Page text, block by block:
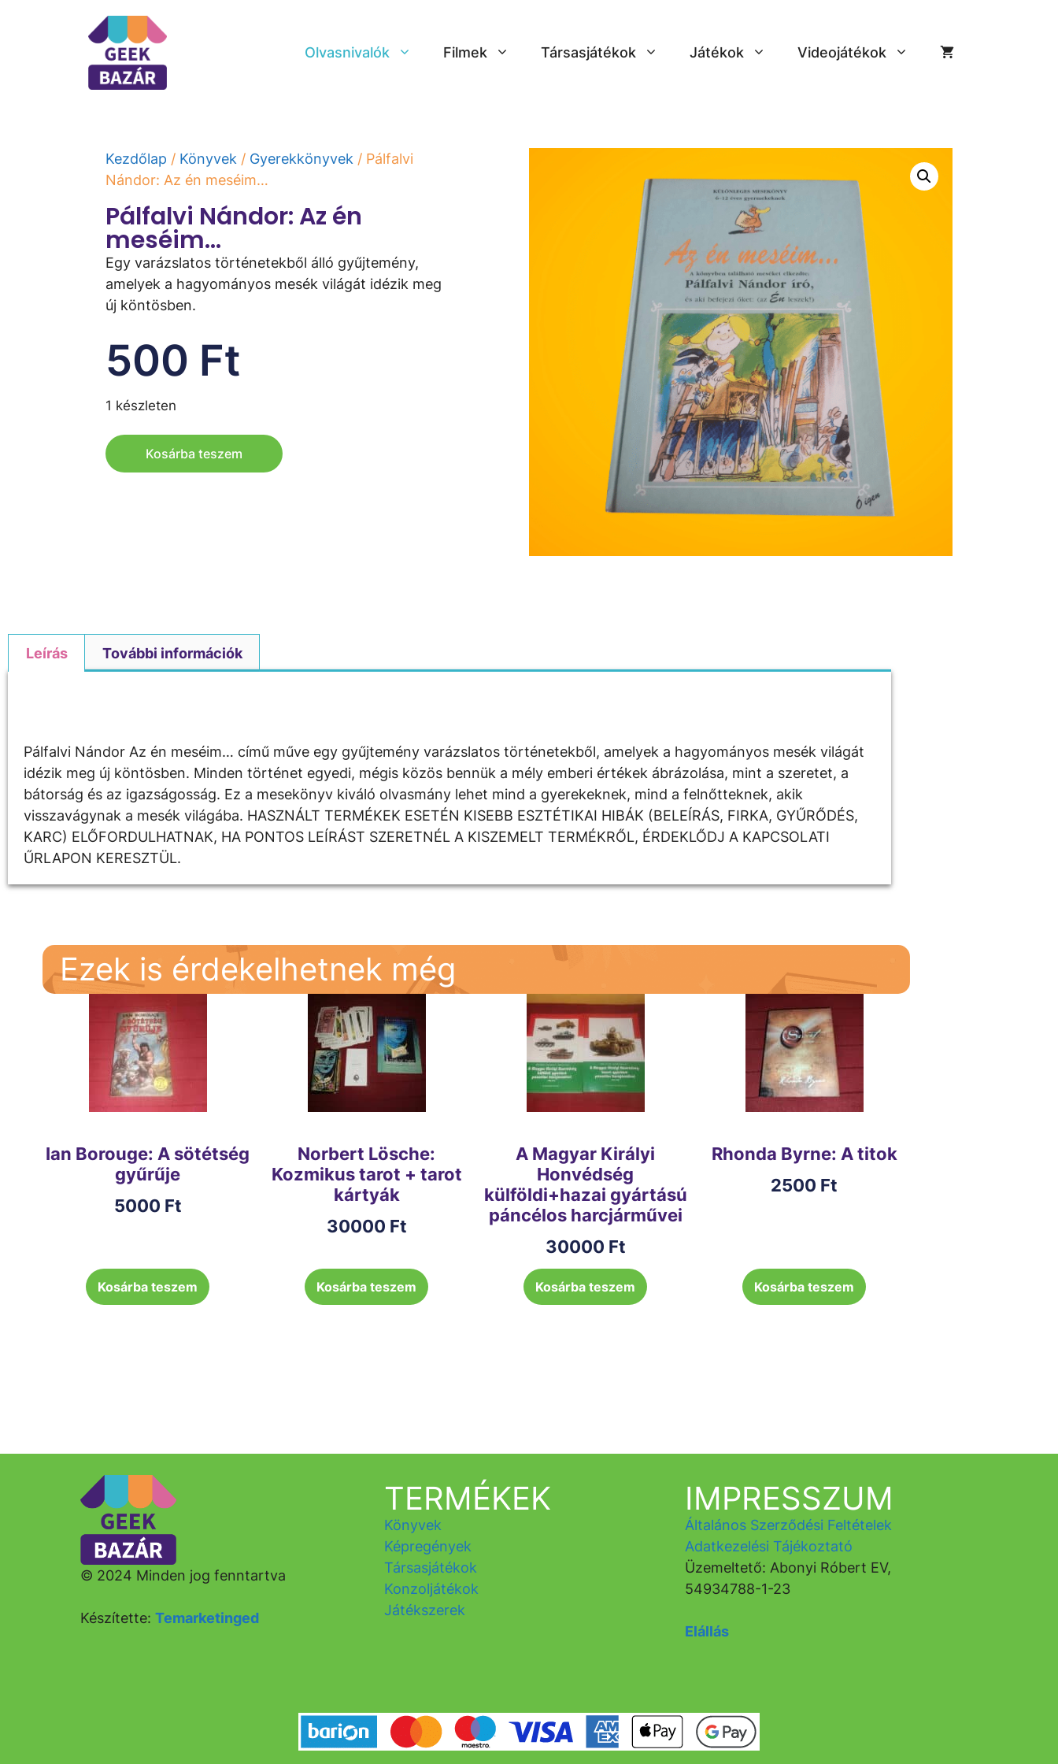
Olvasnivalók Filmek Társasjátékok Játékok Videojátékok
Kezdőlap / Könyvek / Gyerekkönyvek / Pálfalvi
Nándor: Az ​én meséim…
Pálfalvi Nándor: Az ​én
meséim…
Egy varázslatos történetekből álló gyűjtemény,
amelyek a hagyományos mesék világát idézik meg
új köntösben.
500 Ft
1 készleten
Kosárba teszem
Leírás További információk
Pálfalvi Nándor Az én meséim… című műve egy gyűjtemény varázslatos történetekből, amelyek a hagyományos mesék világát
idézik meg új köntösben. Minden történet egyedi, mégis közös bennük a mély emberi értékek ábrázolása, mint a szeretet, a
bátorság és az igazságosság. Ez a mesekönyv kiváló olvasmány lehet mind a gyerekeknek, mind a felnőtteknek, akik
visszavágynak a mesék világába. HASZNÁLT TERMÉKEK ESETÉN KISEBB ESZTÉTIKAI HIBÁK (BELEÍRÁS, FIRKA, GYŰRŐDÉS,
KARC) ELŐFORDULHATNAK, HA PONTOS LEÍRÁST SZERETNÉL A KISZEMELT TERMÉKRŐL, ÉRDEKLŐDJ A KAPCSOLATI
ŰRLAPON KERESZTÜL.
Ezek is érdekelhetnek még
Ian Borouge: A sötétség
gyűrűje
5000 Ft
Kosárba teszem
Norbert Lösche:
Kozmikus tarot + tarot
kártyák
30000 Ft
Kosárba teszem
A Magyar Királyi
Honvédség
külföldi+hazai gyártású
páncélos harcjárművei
30000 Ft
Kosárba teszem
Rhonda Byrne: A titok
2500 Ft
Kosárba teszem
© 2024 Minden jog fenntartva
Készítette: Temarketinged
TERMÉKEK
Könyvek
Képregények
Társasjátékok
Konzoljátékok
Játékszerek
IMPRESSZUM
Általános Szerződési Feltételek
Adatkezelési Tájékoztató
Üzemeltető: Abonyi Róbert EV,
54934788-1-23
Elállás